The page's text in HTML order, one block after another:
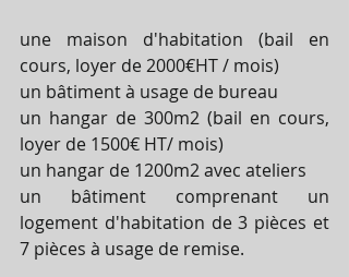
une maison d'habitation (bail en
cours, loyer de 2000€HT / mois)
un bâtiment à usage de bureau
un hangar de 300m2 (bail en cours,
loyer de 1500€ HT/ mois)
un hangar de 1200m2 avec ateliers
un bâtiment comprenant un
logement d'habitation de 3 pièces et
7 pièces à usage de remise.